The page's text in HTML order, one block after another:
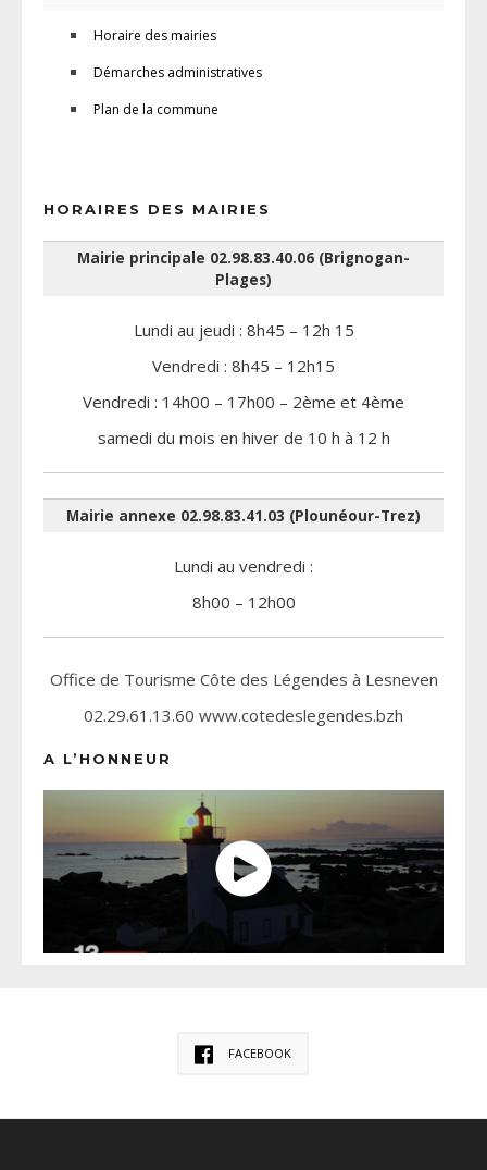
Horaire des mairies
Démarches administratives
Plan de la commune
HORAIRES DES MAIRIES
Mairie principale 02.98.83.40.06 (Brignogan-
Plages)
Lundi au jeudi : 8h45 – 12h 15
Vendredi : 8h45 – 12h15
Vendredi : 14h00 – 17h00 – 2ème et 4ème
samedi du mois en hiver de 10 h à 12 h
Mairie annexe 02.98.83.41.03 (Plounéour-Trez)
Lundi au vendredi :
8h00 – 12h00
Office de Tourisme Côte des Légendes à Lesneven
02.29.61.13.60 www.cotedeslegendes.bzh
A L’HONNEUR
FACEBOOK